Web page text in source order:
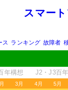
スマー
ス ランキング 故障者
年構想 J2・J3百
3月 4月 5月